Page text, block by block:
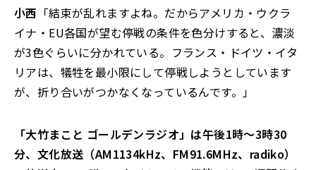
小西 「結束が乱れますよね。だからアメリカ・ウクラ
イナ・EU各国が望む停戦の条件を色分けすると、濃淡
が3色ぐらいに分かれている。フランス・ドイツ・イタ
リアは、犠牲を最小限にして停戦しようとしています
が、折り合いがつかなくなっているんです。」
「大竹まこと ゴールデンラジオ」は午後1時～3時30
分、文化放送（AM1134kHz、FM91.6MHz、radiko）